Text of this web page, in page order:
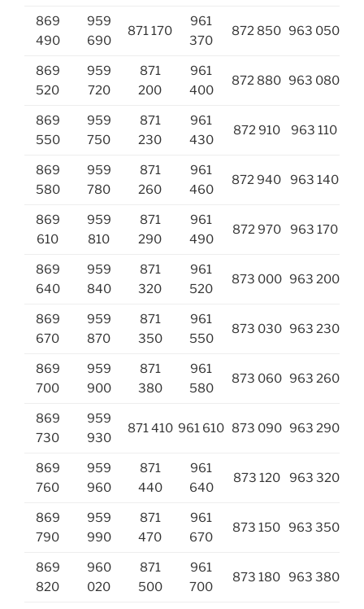
869
490
959
690
871 170
961
370
872 850 963 050
869
520
959
720
871
200
961
400
872 880 963 080
869
550
959
750
871
230
961
430
872 910 963 110
869
580
959
780
871
260
961
460
872 940 963 140
869
610
959
810
871
290
961
490
872 970 963 170
869
640
959
840
871
320
961
520
873 000 963 200
869
670
959
870
871
350
961
550
873 030 963 230
869
700
959
900
871
380
961
580
873 060 963 260
869
730
959
930
871 410 961 610 873 090 963 290
869
760
959
960
871
440
961
640
873 120 963 320
869
790
959
990
871
470
961
670
873 150 963 350
869
820
960
020
871
500
961
700
873 180 963 380